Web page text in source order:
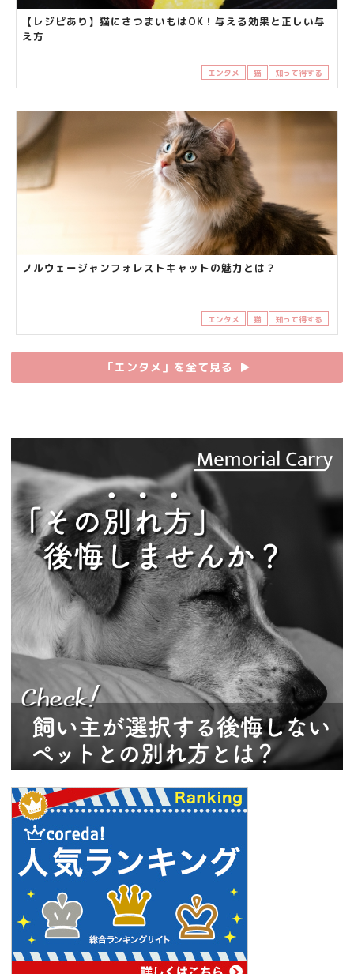
【レジピあり】猫にさつまいもはOK！与える効果と正しい与
え方
エンタメ 猫 知って得する
ノルウェージャンフォレストキャットの魅力とは？
エンタメ 猫 知って得する
「エンタメ」を全て見る ▶︎